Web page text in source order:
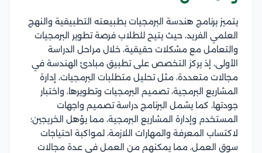
يتميز برنامج هندسة البرمجيات بطبيعته التطبيقية والنهج
العلمي الفريد، حيث يتيح للطلاب فرصة تطوير البرمجيات
والتعامل مع مشكلات حقيقية، خلال مراحل الدراسة
الأولى، إذ يركز التخصص على تطبيق مبادئ الهندسة في
مجالات متعددة، مثل تحليل متطلبات البرمجيات، إدارة
المشاريع البرمجية، تصميم البرمجيات وتطويرها، واختبار
جودتها، كما يشمل البرنامج دراسة تصميم واجهات
المستخدم وإدارة المشاريع البرمجية، مما يؤهل الخريجين؛
لاكتساب المعرفة والمهارات اللازمة، لمواكبة احتياجات
سوق العمل، مما يمكنهم من العمل في عدة مجالات